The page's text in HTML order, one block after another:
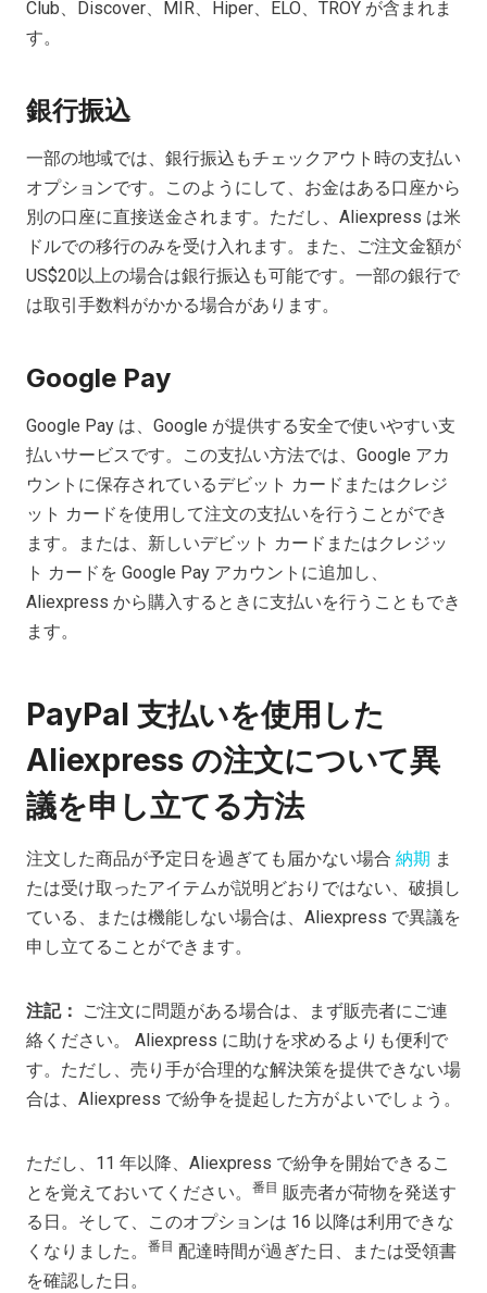
Club、Discover、MIR、Hiper、ELO、TROY が含まれま
す。
銀行振込
一部の地域では、銀行振込もチェックアウト時の支払い
オプションです。このようにして、お金はある口座から
別の口座に直接送金されます。ただし、Aliexpress は米
ドルでの移行のみを受け入れます。また、ご注文金額が
US$20以上の場合は銀行振込も可能です。一部の銀行で
は取引手数料がかかる場合があります。
Google Pay
Google Pay は、Google が提供する安全で使いやすい支
払いサービスです。この支払い方法では、Google アカ
ウントに保存されているデビット カードまたはクレジ
ット カードを使用して注文の支払いを行うことができ
ます。または、新しいデビット カードまたはクレジッ
ト カードを Google Pay アカウントに追加し、
Aliexpress から購入するときに支払いを行うこともでき
ます。
PayPal 支払いを使用した
Aliexpress の注文について異
議を申し立てる方法
注文した商品が予定日を過ぎても届かない場合 納期 ま
たは受け取ったアイテムが説明どおりではない、破損し
ている、または機能しない場合は、Aliexpress で異議を
申し立てることができます。
注記：
ご注文に問題がある場合は、まず販売者にご連
絡ください。 Aliexpress に助けを求めるよりも便利で
す。ただし、売り手が合理的な解決策を提供できない場
合は、Aliexpress で紛争を提起した方がよいでしょう。
ただし、11 年以降、Aliexpress で紛争を開始できるこ
とを覚えておいてください。
番目 販売者が荷物を発送す
る日。そして、このオプションは 16 以降は利用できな
くなりました。
番目 配達時間が過ぎた日、または受領書
を確認した日。